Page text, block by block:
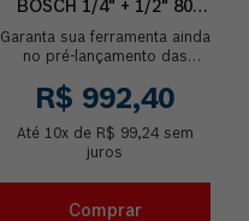
BOSCH 1/4" + 1/2" 80
UNIDADES
Garanta sua ferramenta ainda
no pré-lançamento das
O Jogo de Soquetes Bosch
1/4" + 1/2" é...
R$ 992,40
Até 10x de R$ 99,24sem
juros
Comprar